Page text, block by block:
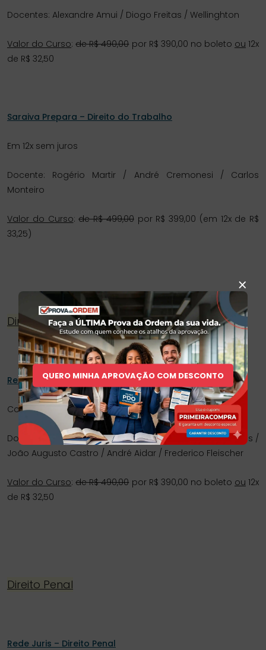
Docentes: Alexandre Amui / Diogo Freitas / Wellinghton
Valor do Curso:de R$ 490,00por R$ 390,00 no boleto ou 12x
de R$ 32,50
Saraiva Prepara – Direito do Trabalho
Em 12x sem juros
Docente: Rogério Martir / André Cremonesi / Carlos
Monteiro
Valor do Curso:de R$ 499,00por R$ 399,00 (em 12x de R$
33,25)
Direito Empresarial
Rede Juris – Direito Empresarial
Com 20% de Desconto
Docentes: Ana Claudia Veloso Magalhães / Adriano Alves /
João Augusto Castro / André Aidar / Frederico Fleischer
Valor do Curso:de R$ 490,00por R$ 390,00 no boleto ou 12x
de R$ 32,50
Direito Penal
Rede Juris – Direito Penal
×
QUERO MINHA APROVAÇÃO COM DESCONTO